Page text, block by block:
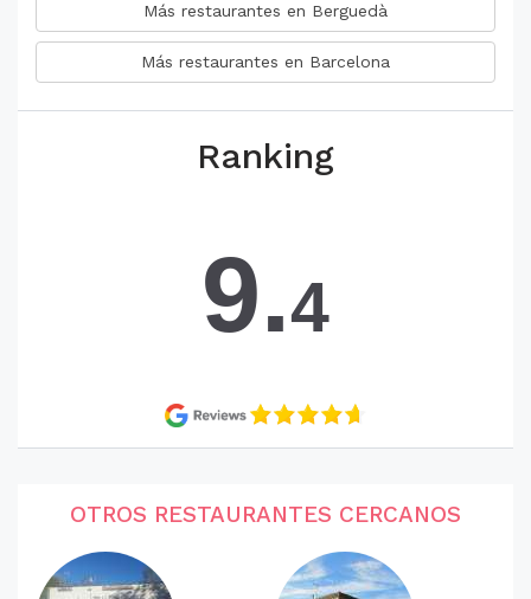
Más restaurantes en Berguedà
Más restaurantes en Barcelona
Ranking
9.4
OTROS RESTAURANTES CERCANOS